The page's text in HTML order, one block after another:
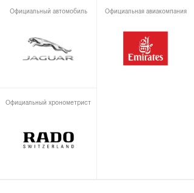
Официальный автомобиль Официальная авиакомпания
Официальный хронометрист